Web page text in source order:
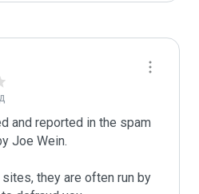
and reported in the spam
Joe Wein.
they are often run by